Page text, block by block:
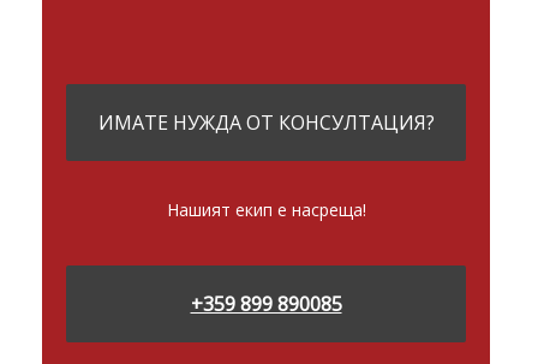
ИМАТЕ НУЖДА ОТ КОНСУЛТАЦИЯ?
Нашият екип е насреща!
+359 899 890085